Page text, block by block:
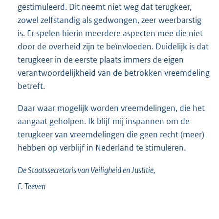
gestimuleerd. Dit neemt niet weg dat terugkeer,
zowel zelfstandig als gedwongen, zeer weerbarstig
is. Er spelen hierin meerdere aspecten mee die niet
door de overheid zijn te beïnvloeden. Duidelijk is dat
terugkeer in de eerste plaats immers de eigen
verantwoordelijkheid van de betrokken vreemdeling
betreft.
Daar waar mogelijk worden vreemdelingen, die het
aangaat geholpen. Ik blijf mij inspannen om de
terugkeer van vreemdelingen die geen recht (meer)
hebben op verblijf in Nederland te stimuleren.
De Staatssecretaris van Veiligheid en Justitie,
F.Teeven